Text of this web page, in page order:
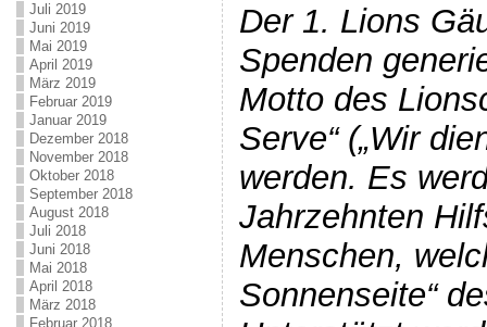
Juli 2019
Juni 2019
Mai 2019
April 2019
März 2019
Februar 2019
Januar 2019
Dezember 2018
November 2018
Oktober 2018
September 2018
August 2018
Juli 2018
Juni 2018
Mai 2018
April 2018
März 2018
Februar 2018
Der 1. Lions
Spenden
Motto des
Serve“ („Wir
werden. Es
Jahrzehnten
Menschen,
Sonnenseite“